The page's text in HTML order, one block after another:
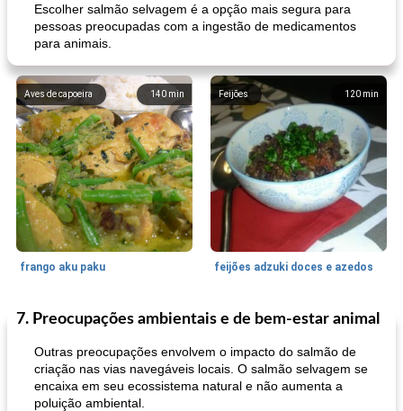
Escolher salmão selvagem é a opção mais segura para
pessoas preocupadas com a ingestão de medicamentos
para animais.
140 min
Aves de capoeira
frango aku paku
120 min
Feijões
feijões adzuki doces e azedos
30min
Bolos 70min
Sudoeste da Ásia (Oriente Médio)
7. Preocupações ambientais e de bem-estar animal
Outras preocupações envolvem o impacto do salmão de
criação nas vias navegáveis ​​locais. O salmão selvagem se
encaixa em seu ecossistema natural e não aumenta a
poluição ambiental.